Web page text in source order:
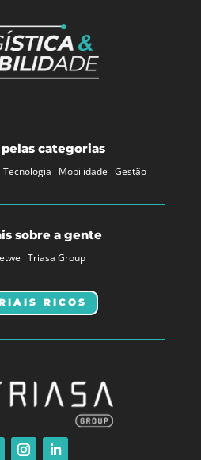
categorias
Tecnologia Mobilidade Gestão
sobre a gente
Triasa Group
RICOS